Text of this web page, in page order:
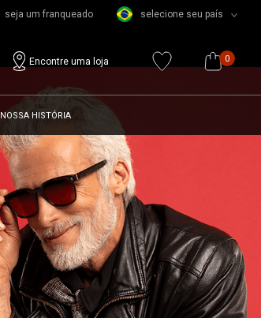
seja um franqueado selecione seu país
Encontre uma loja 0
NOSSA HISTÓRIA